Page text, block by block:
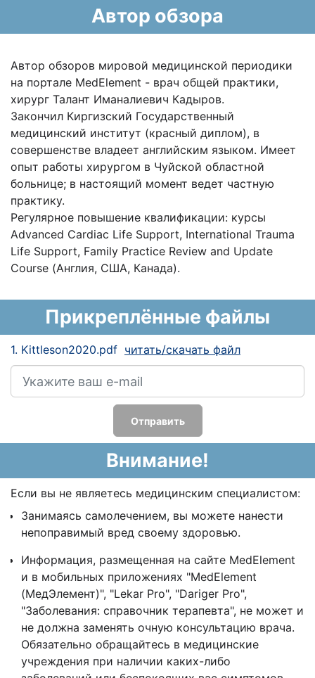
Автор обзора
Автор обзоров мировой медицинской периодики
на портале MedElement - врач общей практики,
хирург Талант Иманалиевич Кадыров.
Закончил Киргизский Государственный
медицинский институт (красный диплом), в
совершенстве владеет английским языком. Имеет
опыт работы хирургом в Чуйской областной
больнице; в настоящий момент ведет частную
практику.
Регулярное повышение квалификации: курсы
Advanced Cardiac Life Support, International Trauma
Life Support, Family Practice Review and Update
Course (Англия, США, Канада).
Прикреплённые файлы
1. Kittleson2020.pdf читать/скачать файл
Отправить
Внимание!
Если вы не являетесь медицинским специалистом:
Занимаясь самолечением, вы можете нанести
непоправимый вред своему здоровью.
Информация, размещенная на сайте MedElement
и в мобильных приложениях "MedElement
(МедЭлемент)", "Lekar Pro", "Dariger Pro",
"Заболевания: справочник терапевта", не может и
не должна заменять очную консультацию врача.
Обязательно обращайтесь в медицинские
учреждения при наличии каких-либо